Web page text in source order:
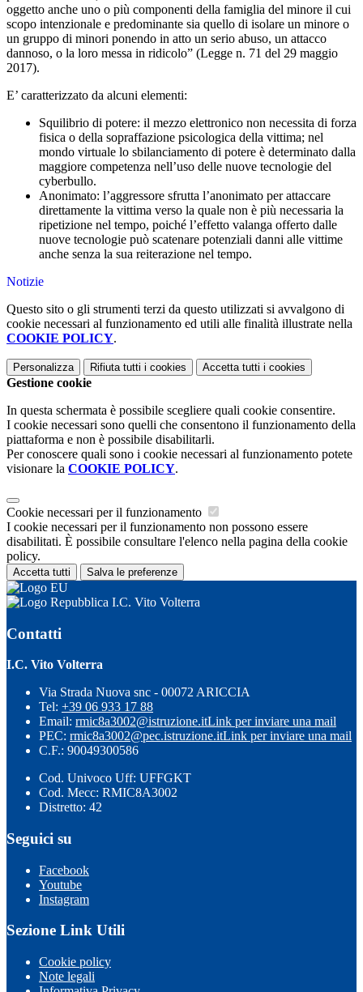
oggetto anche uno o più componenti della famiglia del minore il cui
scopo intenzionale e predominante sia quello di isolare un minore o
un gruppo di minori ponendo in atto un serio abuso, un attacco
dannoso, o la loro messa in ridicolo” (Legge n. 71 del 29 maggio
2017).
E’ caratterizzato da alcuni elementi:
Squilibrio di potere: il mezzo elettronico non necessita di forza
fisica o della sopraffazione psicologica della vittima; nel
mondo virtuale lo sbilanciamento di potere è determinato dalla
maggiore competenza nell’uso delle nuove tecnologie del
cyberbullo.
Anonimato: l’aggressore sfrutta l’anonimato per attaccare
direttamente la vittima verso la quale non è più necessaria la
ripetizione nel tempo, poiché l’effetto valanga offerto dalle
nuove tecnologie può scatenare potenziali danni alle vittime
anche senza la sua reiterazione nel tempo.
Notizie
Questo sito o gli strumenti terzi da questo utilizzati si avvalgono di
cookie necessari al funzionamento ed utili alle finalità illustrate nella
COOKIE POLICY.
Personalizza Rifiuta tutti i cookies Accetta tutti i cookies
Gestione cookie
In questa schermata è possibile scegliere quali cookie consentire.
I cookie necessari sono quelli che consentono il funzionamento della
piattaforma e non è possibile disabilitarli.
Per conoscere quali sono i cookie necessari al funzionamento potete
visionare la COOKIE POLICY.
Cookie necessari per il funzionamento
I cookie necessari per il funzionamento non possono essere
disabilitati. È possibile consultare l'elenco nella pagina della cookie
policy.
Accetta tutti Salva le preferenze
I.C. Vito Volterra
Contatti
I.C. Vito Volterra
Via Strada Nuova snc - 00072 ARICCIA
Tel: +39 06 933 17 88
Email: rmic8a3002@istruzione.itLink per inviare una mail
PEC: rmic8a3002@pec.istruzione.itLink per inviare una mail
C.F.: 90049300586
Cod. Univoco Uff: UFFGKT
Cod. Mecc: RMIC8A3002
Distretto: 42
Seguici su
Facebook
Youtube
Instagram
Sezione Link Utili
Cookie policy
Note legali